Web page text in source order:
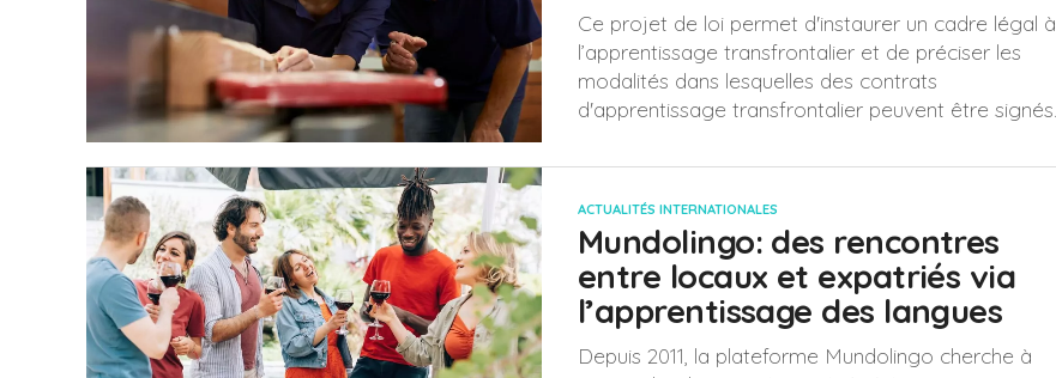
Ce projet de loi permet d'instaurer un cadre légal à
l’apprentissage transfrontalier et de préciser les
modalités dans lesquelles des contrats
d'apprentissage transfrontalier peuvent être signés.
ACTUALITÉS INTERNATIONALES
Mundolingo: des rencontres
entre locaux et expatriés via
l’apprentissage des langues
Depuis 2011, la plateforme Mundolingo cherche à